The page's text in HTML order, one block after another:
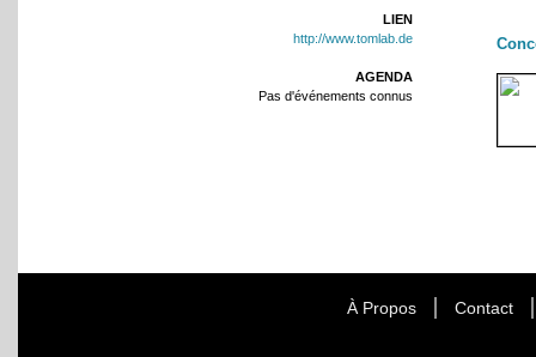
LIEN
http://www.tomlab.de
AGENDA
Pas d'événements connus
À Propos Contact